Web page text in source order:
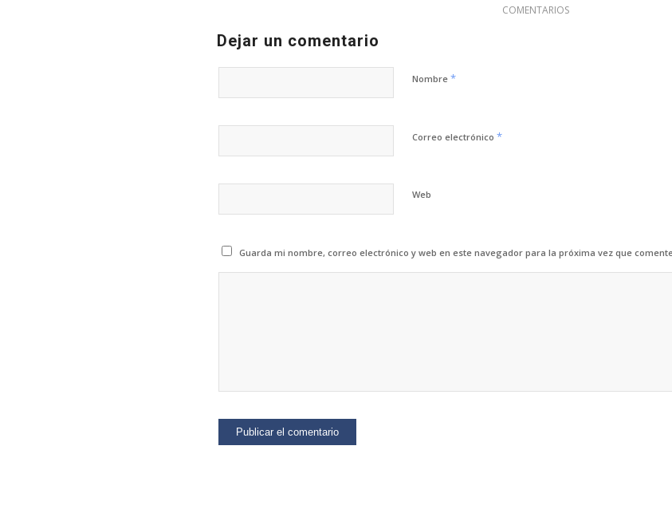
COMENTARIOS
Dejar un comentario
Nombre *
Correo electrónico *
Web
Guarda mi nombre, correo electrónico y web en este navegador para la próxima vez que